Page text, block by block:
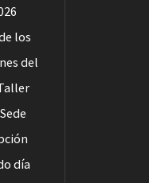
los
del
día